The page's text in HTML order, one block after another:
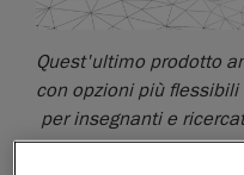
Quest'ultimo prodotto
con opzioni più flessibili
per insegnanti e